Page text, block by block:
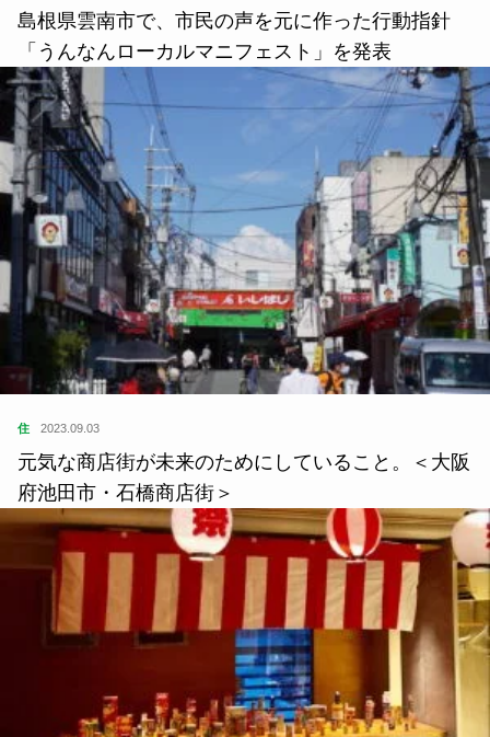
島根県雲南市で、市民の声を元に作った行動指針
「うんなんローカルマニフェスト」を発表
住 2023.09.03
元気な商店街が未来のためにしていること。＜大阪
府池田市・石橋商店街＞